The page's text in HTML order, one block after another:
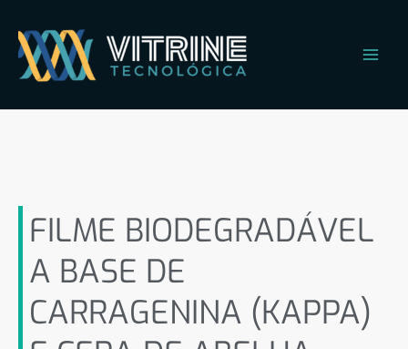
para
conteúdo
FILME BIODEGRADÁVEL
A BASE DE
CARRAGENINA (KAPPA)